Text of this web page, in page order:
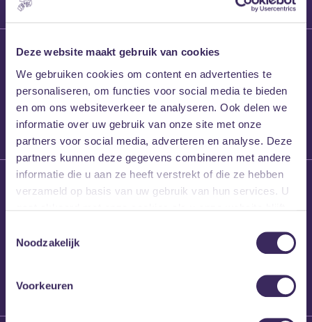
Deze website maakt gebruik van cookies
We gebruiken cookies om content en advertenties te
personaliseren, om functies voor social media te bieden
en om ons websiteverkeer te analyseren. Ook delen we
informatie over uw gebruik van onze site met onze
partners voor social media, adverteren en analyse. Deze
partners kunnen deze gegevens combineren met andere
informatie die u aan ze heeft verstrekt of die ze hebben
verzameld op basis van uw gebruik van hun services. U
Noodzakelijk
Voorkeuren
27 maart 2026
Willem’s Blog:
Frans Kalf
26 maart 2026
Willem’s Blog: High